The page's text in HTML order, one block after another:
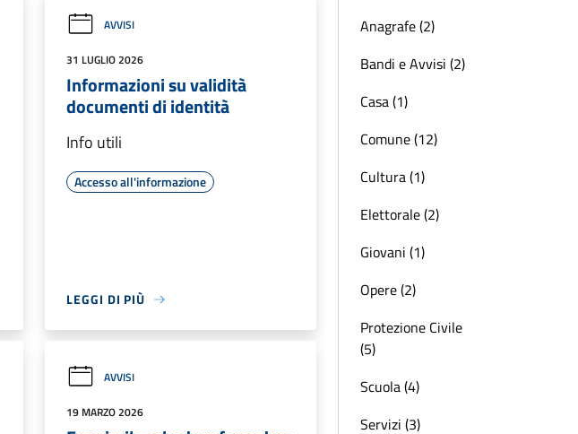
AVVISI
31 LUGLIO 2026
Informazioni su validità
documenti di identità
Info utili
Accesso all'informazione
LEGGI DI PIÙ
AVVISI
19 MARZO 2026
Anagrafe (2)
Bandi e Avvisi (2)
Casa (1)
Comune (12)
Cultura (1)
Elettorale (2)
Giovani (1)
Opere (2)
Protezione Civile
(5)
Scuola (4)
Servizi (3)